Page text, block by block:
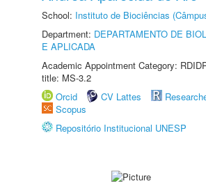
School: Instituto de Biociências
Department: DEPARTAMENTO DE
E APLICADA
Academic Appointment Category:
title: MS-3.2
Orcid
CV Lattes
Scopus
Repositório Institucional UNESP